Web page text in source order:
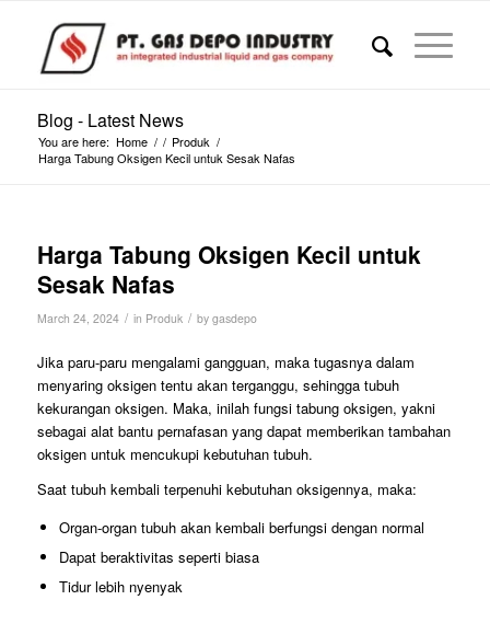
Blog - Latest News
You are here: Home / / Produk /
Harga Tabung Oksigen Kecil untuk Sesak Nafas
Harga Tabung Oksigen Kecil untuk
Sesak Nafas
March 24, 2024 / in Produk / by gasdepo
Jika paru-paru mengalami gangguan, maka tugasnya dalam
menyaring oksigen tentu akan terganggu, sehingga tubuh
kekurangan oksigen. Maka, inilah fungsi tabung oksigen, yakni
sebagai alat bantu pernafasan yang dapat memberikan tambahan
oksigen untuk mencukupi kebutuhan tubuh.
Saat tubuh kembali terpenuhi kebutuhan oksigennya, maka:
Organ-organ tubuh akan kembali berfungsi dengan normal
Dapat beraktivitas seperti biasa
Tidur lebih nyenyak